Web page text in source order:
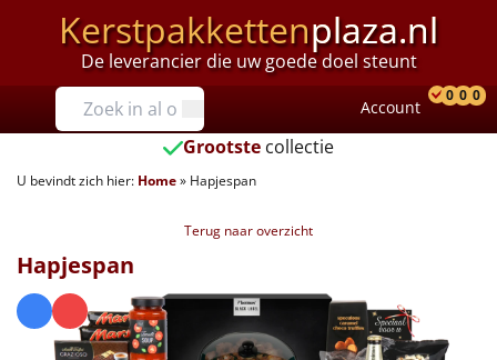
Kerstpakkettenplaza.nl
De leverancier die uw goede doel steunt
Prijzen
Tot €25
€25 tot €35
€40 tot €45
€45 tot €50
Account
0 0 0
Grootste collectie
U bevindt zich hier: Home» Hapjespan
Terug naar overzicht
Hapjespan